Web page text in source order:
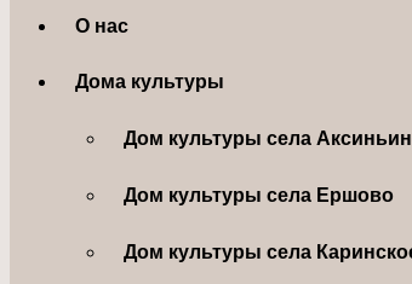
О нас
Дома культуры
Дом культуры села
Дом культуры села Ершово
Дом культуры села